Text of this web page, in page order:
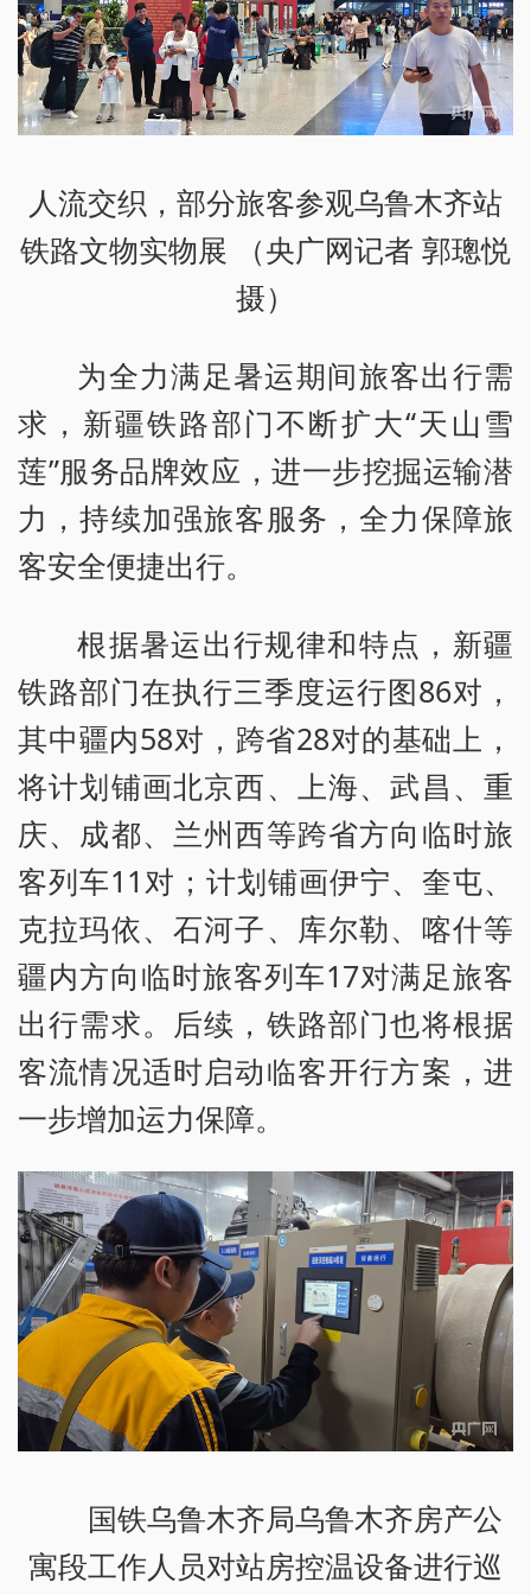
人流交织，部分旅客参观乌鲁木齐站
铁路文物实物展 （央广网记者 郭璁悦
摄）
为全力满足暑运期间旅客出行需
求，新疆铁路部门不断扩大“天山雪
莲”服务品牌效应，进一步挖掘运输潜
力，持续加强旅客服务，全力保障旅
客安全便捷出行。
根据暑运出行规律和特点，新疆
铁路部门在执行三季度运行图86对，
其中疆内58对，跨省28对的基础上，
将计划铺画北京西、上海、武昌、重
庆、成都、兰州西等跨省方向临时旅
客列车11对；计划铺画伊宁、奎屯、
克拉玛依、石河子、库尔勒、喀什等
疆内方向临时旅客列车17对满足旅客
出行需求。后续，铁路部门也将根据
客流情况适时启动临客开行方案，进
一步增加运力保障。
国铁乌鲁木齐局乌鲁木齐房产公
寓段工作人员对站房控温设备进行巡